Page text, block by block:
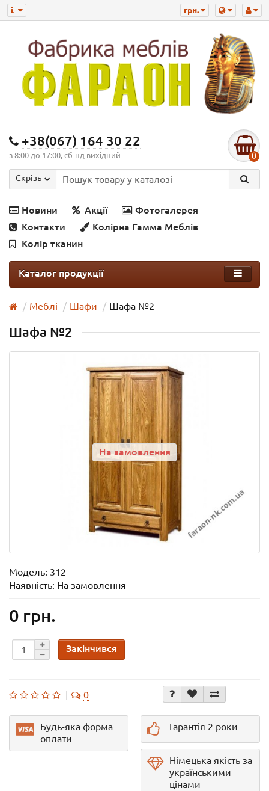
грн.
+38(067) 164 30 22
з 8:00 до 17:00, сб-нд вихідний 0
Скрізь
Новини Акції
Фотогалерея
Контакти
Колірна Гамма Меблів
Колір тканин
Каталог продукції
Меблі Шафи Шафа №2
Шафа №2
На замовлення
Модель: 312
Наявність: На замовлення
0 грн.
Закінчився
0
Будь-яка форма
оплати
Гарантія 2 роки
Німецька якість за
українськими
цінами